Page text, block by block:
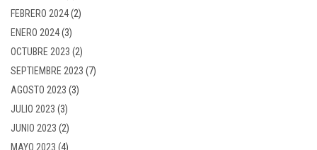
FEBRERO 2024(2)
ENERO 2024(3)
OCTUBRE 2023 (2)
SEPTIEMBRE 2023 (7)
AGOSTO 2023 (3)
JULIO 2023 (3)
JUNIO 2023 (2)
MAYO 2023 (4)